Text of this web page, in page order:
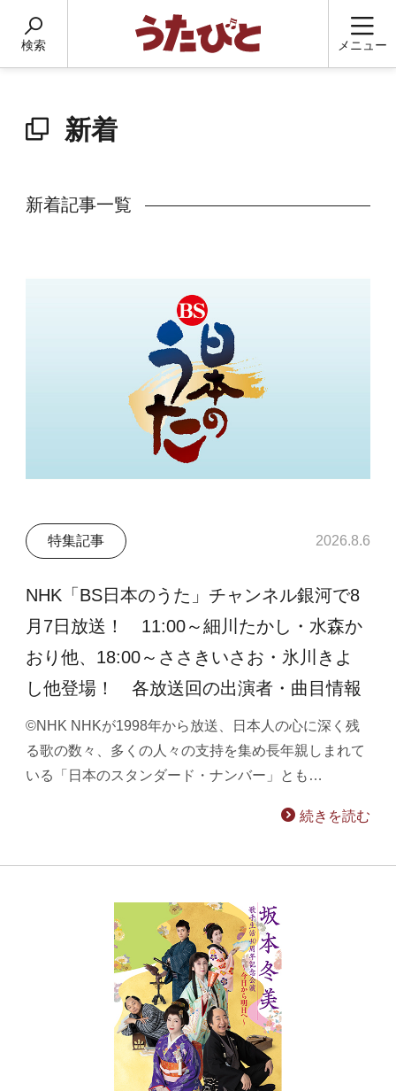
検索 メニュー
新着
新着記事一覧
特集記事 2026.8.6
NHK「BS日本のうた」チャンネル銀河で8
月7日放送！ 11:00～細川たかし・水森か
おり他、18:00～ささきいさお・氷川きよ
し他登場！ 各放送回の出演者・曲目情報
©NHK NHKが1998年から放送、日本人の心に深く残
る歌の数々、多くの人々の支持を集め長年親しまれて
いる「日本のスタンダード・ナンバー」とも…
続きを読む